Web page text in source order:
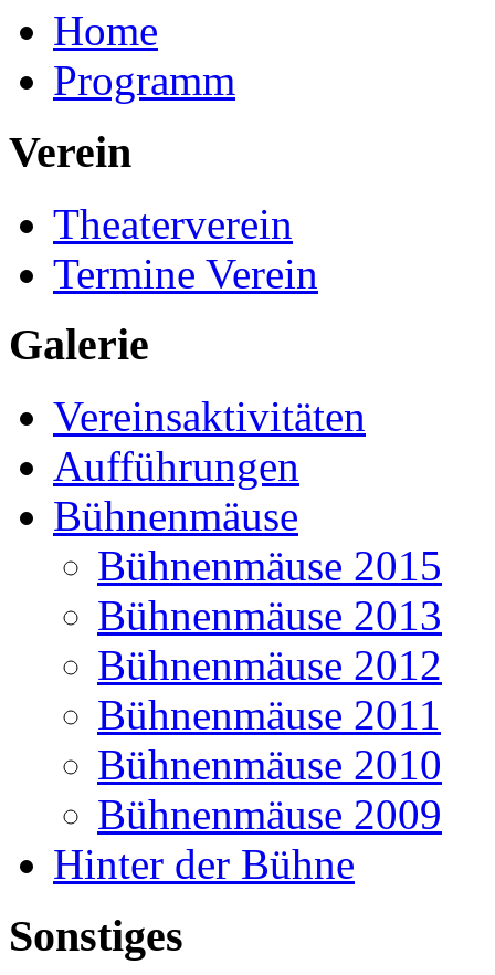
Home
Programm
Verein
Theaterverein
Termine Verein
Galerie
Vereinsaktivitäten
Aufführungen
Bühnenmäuse
Bühnenmäuse 2015
Bühnenmäuse 2013
Bühnenmäuse 2012
Bühnenmäuse 2011
Bühnenmäuse 2010
Bühnenmäuse 2009
Hinter der Bühne
Sonstiges